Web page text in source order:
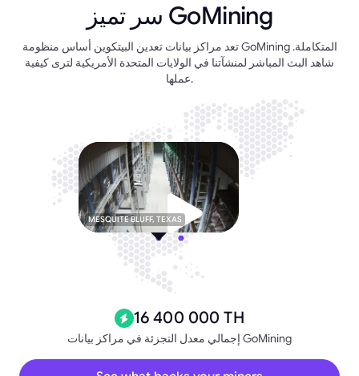
سر تميز GoMining
تعد مراكز بيانات تعدين البيتكوين أساس منظومة GoMining المتكاملة.
شاهد البث المباشر لمنشآتنا في الولايات المتحدة الأمريكية لترى كيفية
عملها.
MESQUITE BLUFF, TEXAS
16 400 000 TH
إجمالي معدل التجزئة في مراكز بيانات GoMining